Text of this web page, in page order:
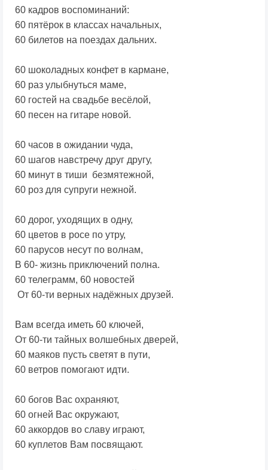
60 кадров воспоминаний:
60 пятёрок в классах начальных,
60 билетов на поездах дальних.
60 шоколадных конфет в кармане,
60 раз улыбнуться маме,
60 гостей на свадьбе весёлой,
60 песен на гитаре новой.
60 часов в ожидании чуда,
60 шагов навстречу друг другу,
60 минут в тиши безмятежной,
60 роз для супруги нежной.
60 дорог, уходящих в одну,
60 цветов в росе по утру,
60 парусов несут по волнам,
В 60- жизнь приключений полна.
60 телеграмм, 60 новостей
От 60-ти верных надёжных друзей.
Вам всегда иметь 60 ключей,
От 60-ти тайных волшебных дверей,
60 маяков пусть светят в пути,
60 ветров помогают идти.
60 богов Вас охраняют,
60 огней Вас окружают,
60 аккордов во славу играют,
60 куплетов Вам посвящают.